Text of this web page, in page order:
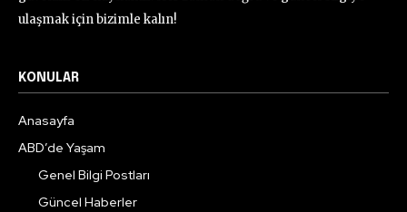
ulaşmak için bizimle kalın!
KONULAR
Anasayfa
ABD’de Yaşam
Genel Bilgi Postları
Güncel Haberler